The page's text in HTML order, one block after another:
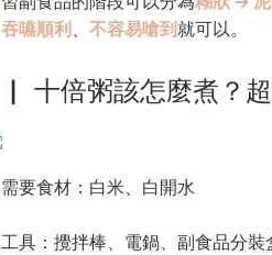
吞嚥順利
不容易嗆到就可以。
▏ 十倍粥該怎麼煮？
需要食材：白米、白開水
工具：攪拌棒、電鍋、副食品分裝